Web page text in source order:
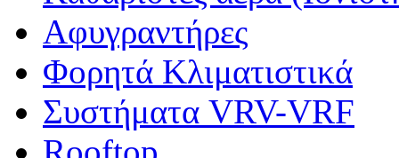
Αφυγραντήρες
Φορητά Κλιματιστικά
Συστήματα VRV-VRF